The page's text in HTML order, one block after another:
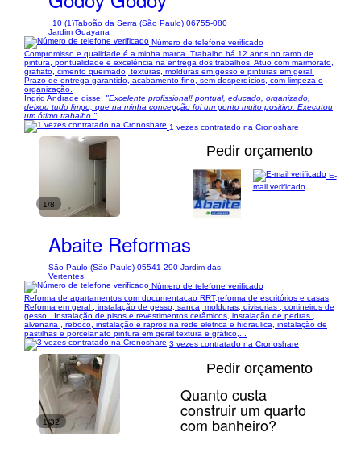
10 (1)Taboão da Serra (São Paulo) 06755-080
Jardim Guayana
Número de telefone verificado
Compromisso e qualidade é a minha marca. Trabalho há 12 anos no ramo de
pintura, pontualidade e excelência na entrega dos trabalhos. Atuo com marmorato,
grafiato, cimento queimado, texturas, molduras em gesso e pinturas em geral.
Prazo de entrega garantido, acabamento fino, sem desperdícios, com limpeza e
organização.
Ingrid Andrade disse: "Excelente profissional! pontual, educado, organizado,
deixou tudo limpo, que na minha concepção foi um ponto muito positivo. Executou
um ótimo trabalho."
1 vezes contratado na Cronoshare
1/8
Pedir orçamento
Abaite Reformas
São Paulo (São Paulo) 05541-290 Jardim das
Vertentes
E-
mail verificado
Número de telefone verificado
Reforma de apartamentos com documentacao RRT,reforma de escritórios e casas
Reforma em geral , instalação de gesso, sanca, molduras, divisorias , cortineiros de
gesso . Instalação de pisos e revestimentos cerâmicos, instalação de pedras ,
alvenaria , reboco, instalação e rapros na rede elétrica e hidraulica, instalação de
pastilhas e porcelanato pintura em geral textura e gráfico,...
3 vezes contratado na Cronoshare
1/32
Pedir orçamento
Quanto custa
construir um quarto
com banheiro?